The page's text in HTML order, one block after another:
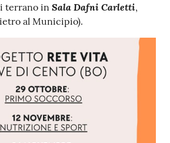
terrano in Sala Dafni Carletti,
al Municipio).